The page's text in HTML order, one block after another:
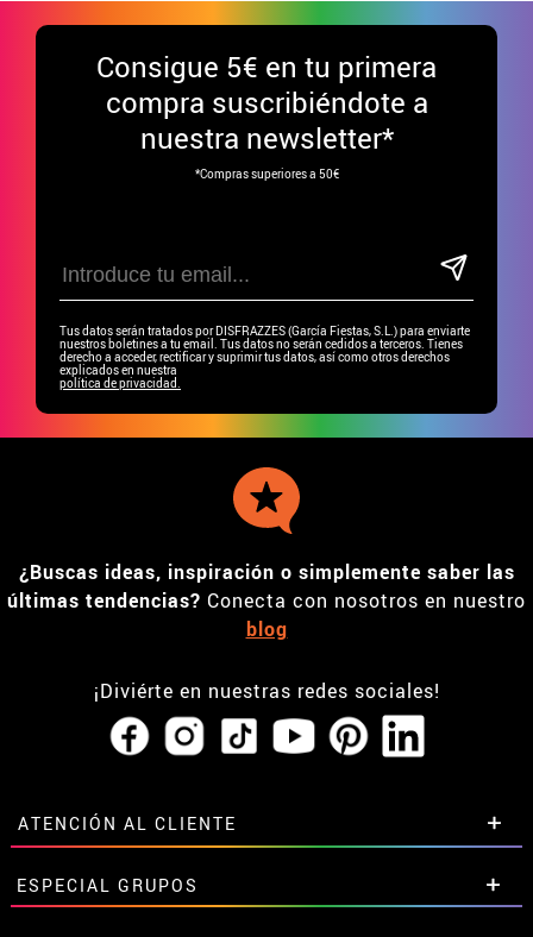
Consigue 5€ en tu primera
compra suscribiéndote a
nuestra newsletter*
*Compras superiores a 50€
Tus datos serán tratados por DISFRAZZES (García Fiestas, S.L.) para enviarte
nuestros boletines a tu email. Tus datos no serán cedidos a terceros. Tienes
derecho a acceder, rectificar y suprimir tus datos, así como otros derechos
explicados en nuestra
política de privacidad.
¿Buscas ideas, inspiración o simplemente saber las
últimas tendencias? Conecta con nosotros en nuestro
blog
¡Diviérte en nuestras redes sociales!
ATENCIÓN AL CLIENTE
• Horario tienda IBI
•Descuento estudiantes
ESPECIAL GRUPOS